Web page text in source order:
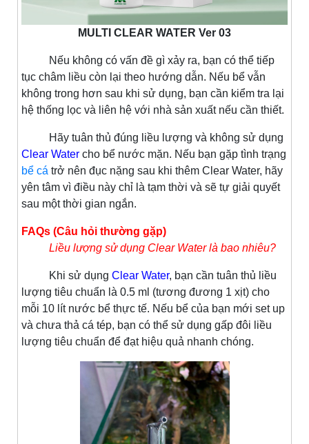
MULTI CLEAR WATER Ver 03
Nếu không có vấn đề gì xảy ra, bạn có thể tiếp
tục châm liều còn lại theo hướng dẫn. Nếu bể vẫn
không trong hơn sau khi sử dụng, bạn cần kiểm tra lại
hệ thống lọc và liên hệ với nhà sản xuất nếu cần thiết.
Hãy tuân thủ đúng liều lượng và không sử dụng
Clear Water cho bể nước mặn. Nếu bạn gặp tình trạng
bể cá trở nên đục nặng sau khi thêm Clear Water, hãy
yên tâm vì điều này chỉ là tạm thời và sẽ tự giải quyết
sau một thời gian ngắn.
FAQs (Câu hỏi thường gặp)
Liều lượng sử dụng Clear Water là bao nhiêu?
Khi sử dụng Clear Water, bạn cần tuân thủ liều
lượng tiêu chuẩn là 0.5 ml (tương đương 1 xịt) cho
mỗi 10 lít nước bể thực tế. Nếu bể của bạn mới set up
và chưa thả cá tép, bạn có thể sử dụng gấp đôi liều
lượng tiêu chuẩn để đạt hiệu quả nhanh chóng.